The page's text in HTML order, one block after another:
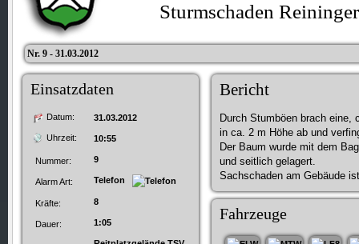
Sturmschaden
Nr. 9 - 31.03.2012
Einsatzdaten
Datum: 31.03.2012
Uhrzeit: 10:55
Nummer: 9
Alarm Art: Telefon
Kräfte: 8
Dauer: 1:05
Bericht
Durch Stumböen brach eine,
in ca. 2 m Höhe ab und
Der Baum wurde mit dem
und seitlich gelagert.
Sachschaden am Gebäude
Fahrzeuge